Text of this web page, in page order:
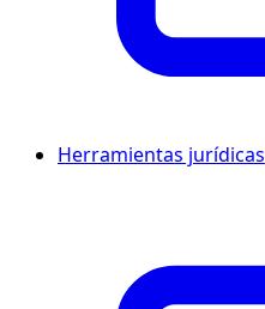
Herramientas jurídicas